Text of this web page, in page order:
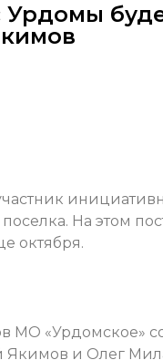
На этом
октября.
МО «Урдомское»
Якимов и Олег